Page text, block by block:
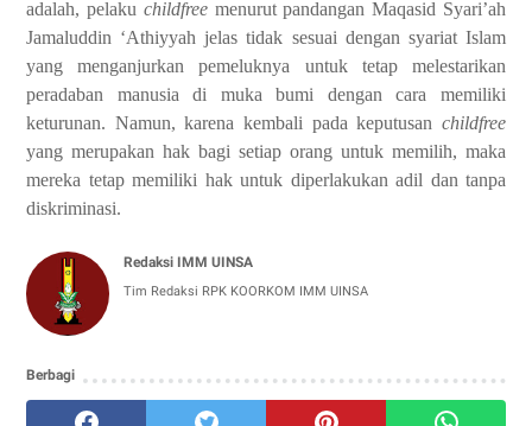
adalah, pelaku childfreemenurut pandangan Maqasid Syari’ah
Jamaluddin ‘Athiyyah jelas tidak sesuai dengan syariat Islam
yang menganjurkan pemeluknya untuk tetap melestarikan
peradaban manusia di muka bumi dengan cara memiliki
keturunan. Namun, karena kembali pada keputusan childfree
yang merupakan hak bagi setiap orang untuk memilih, maka
mereka tetap memiliki hak untuk diperlakukan adil dan tanpa
diskriminasi.
Redaksi IMM UINSA
Tim Redaksi RPK KOORKOM IMM UINSA
Berbagi